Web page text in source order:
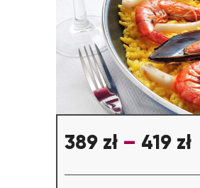
389 zł – 419 zł